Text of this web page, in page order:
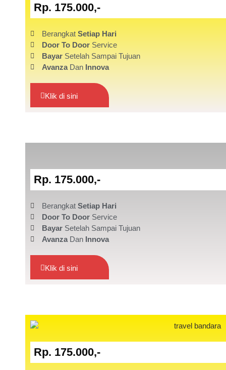
Rp. 175.000,-
Berangkat Setiap Hari
Door To DoorService
Bayar Setelah Sampai Tujuan
Avanza Dan Innova
Klik di sini
Rp. 175.000,-
Berangkat Setiap Hari
Door To DoorService
Bayar Setelah Sampai Tujuan
Avanza Dan Innova
Klik di sini
Rp. 175.000,-